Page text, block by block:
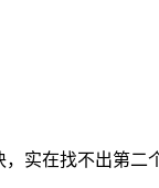
实在找不出第